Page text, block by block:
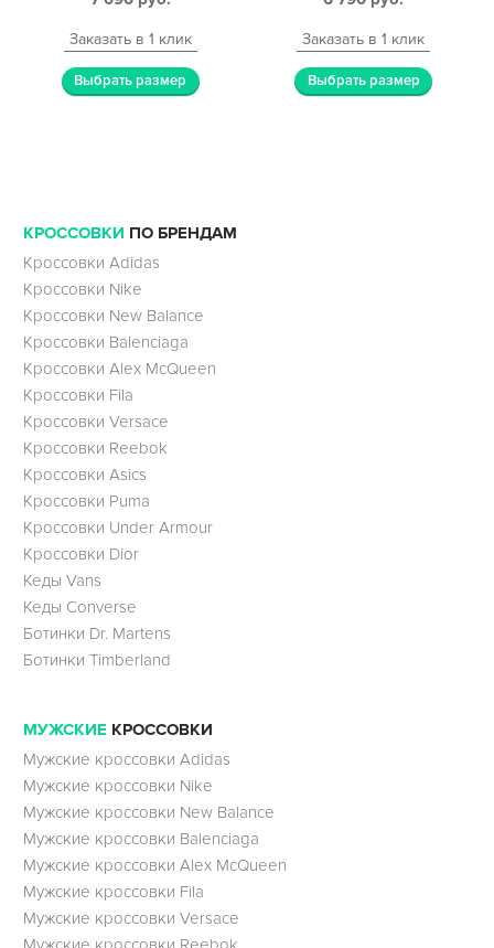
Заказать в 1 клик
Выбрать размер
Заказать в 1 клик
Выбрать размер
КРОССОВКИ ПО БРЕНДАМ
Кроссовки Adidas
Кроссовки Nike
Кроссовки New Balance
Кроссовки Balenciaga
Кроссовки Alex McQueen
Кроссовки Fila
Кроссовки Versace
Кроссовки Reebok
Кроссовки Asics
Кроссовки Puma
Кроссовки Under Armour
Кроссовки Dior
Кеды Vans
Кеды Converse
Ботинки Dr. Martens
Ботинки Timberland
МУЖСКИЕ КРОССОВКИ
Мужские кроссовки Adidas
Мужские кроссовки Nike
Мужские кроссовки New Balance
Мужские кроссовки Balenciaga
Мужские кроссовки Alex McQueen
Мужские кроссовки Fila
Мужские кроссовки Versace